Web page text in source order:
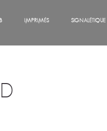
IMPRIMÉS SIGNALÉTIQUE